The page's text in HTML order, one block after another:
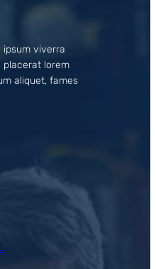
ipsum viverra
placerat lorem
aliquet, fames